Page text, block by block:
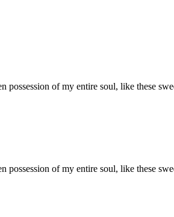
possession of my entire soul, like these
possession of my entire soul, like these